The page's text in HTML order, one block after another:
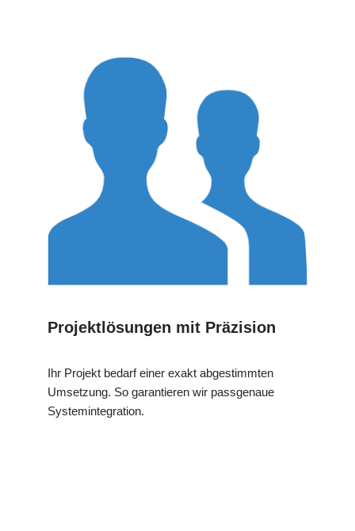
Projektlösungen mit Präzision
Ihr Projekt bedarf einer exakt abgestimmten
Umsetzung. So garantieren wir passgenaue
Systemintegration.